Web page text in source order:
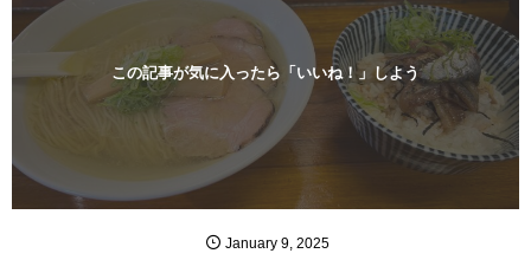
この記事が気に入ったら「いいね！」しよう
January 9, 2025